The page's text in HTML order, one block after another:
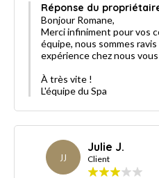
Réponse du
Bonjour Romane,
Merci infiniment pour vos
équipe, nous sommes
expérience chez nous
À très vite !
L'équipe du Spa
Julie J.
Client